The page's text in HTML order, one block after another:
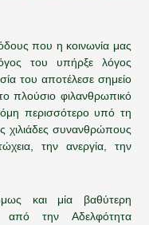
που η κοινωνία μας
του υπήρξε λόγος
του αποτέλεσε σημείο
πλούσιο φιλανθρωπικό
περισσότερο υπό τη
χιλιάδες συνανθρώπους
την ανεργία, την
και μία βαθύτερη
από την Αδελφότητα